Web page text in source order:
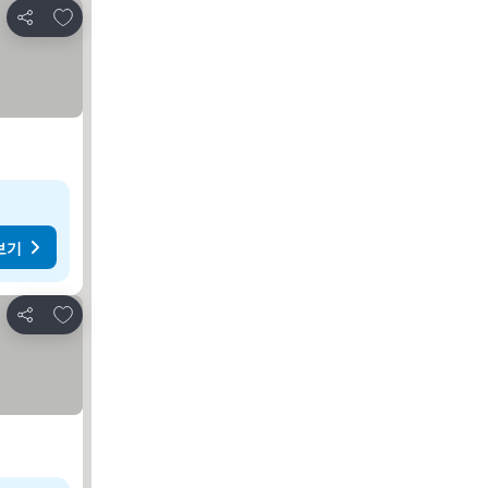
공유
즐겨찾기에 추가
기
공유
즐겨찾기에 추가